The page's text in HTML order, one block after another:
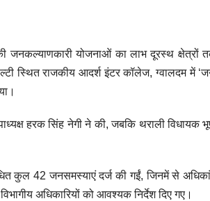
जनकल्याणकारी योजनाओं का लाभ दूरस्थ
स्थित राजकीय आदर्श इंटर कॉलेज, ग्वालदम में
हरक सिंह नेगी ने की, जबकि थराली विधायक
कुल 42 जनसमस्याएं दर्ज की गईं, जिनमें से
अधिकारियों को आवश्यक निर्देश दिए गए।